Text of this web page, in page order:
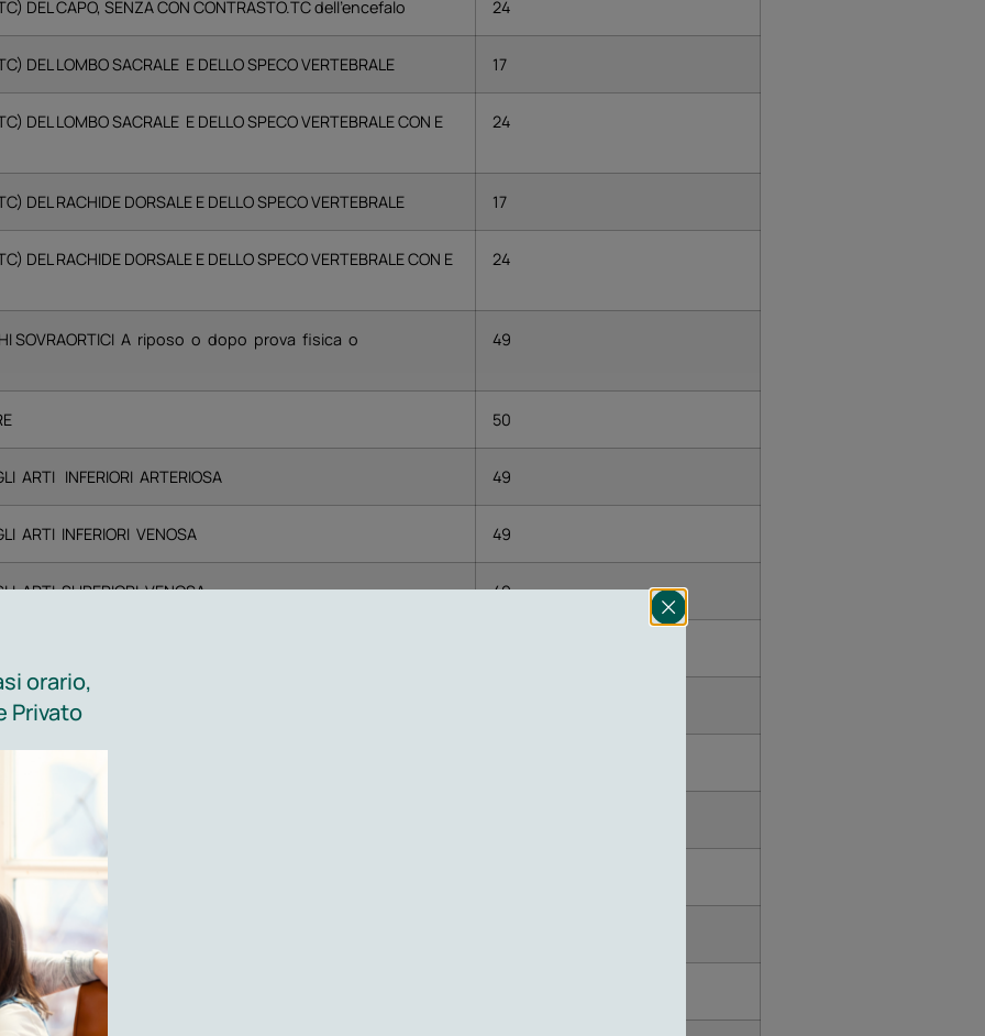
DEL CAPO, SENZA CON CONTRASTO.TC dell’encefalo 24
DEL LOMBO SACRALE E DELLO SPECO VERTEBRALE 17
DEL LOMBO SACRALE E DELLO SPECO VERTEBRALE CON E
24
DEL RACHIDE DORSALE E DELLO SPECO VERTEBRALE 17
DEL RACHIDE DORSALE E DELLO SPECO VERTEBRALE CON E
24
SOVRAORTICI A riposo o dopo prova fisica o
49
50
ARTI INFERIORI ARTERIOSA 49
ARTI INFERIORI VENOSA 49
ARTI SUPERIORI VENOSA 49
ARTI SUPERIORI ARTERIOSA
PROIEZIONI
orario,
Privato